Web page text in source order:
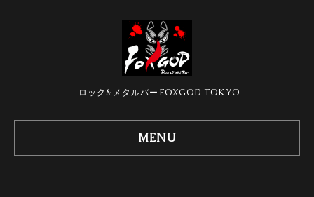
ロック&メタルバーFOXGOD TOKYO
MENU